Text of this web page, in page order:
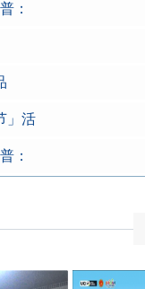
：
」活
：